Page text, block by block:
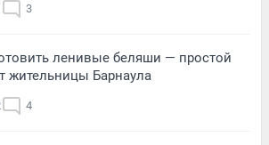
3
ленивые беляши — простой
жительницы Барнаула
4